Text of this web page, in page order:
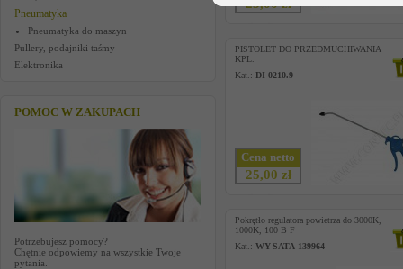
Pneumatyka
Pneumatyka do maszyn
Pullery, podajniki taśmy
Elektronika
POMOC W ZAKUPACH
Potrzebujesz pomocy?
Chętnie odpowiemy na wszystkie Twoje
pytania.
25,00 zł
PISTOLET DO PRZEDMUCHIWANIA
KPL.
Kat.: DI-0210.9
Cena netto
25,00 zł
Pokrętło regulatora powietrza do 3000K,
1000K, 100 B F
Kat.: WY-SATA-139964